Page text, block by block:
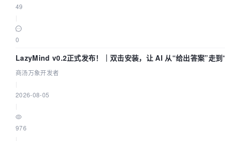
49
0
LazyMind v0.2正式发布！｜双击安装，让 AI 从“给出答案”走到
商汤万象开发者
2026-08-05
976